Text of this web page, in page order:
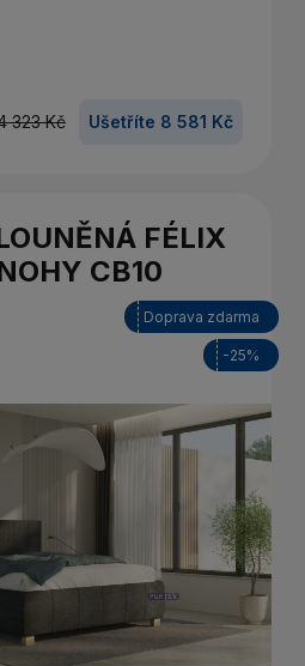
323 Kč Ušetříte 8 581 Kč
FÉLIX
CB10
-25%
Doprava zdarma